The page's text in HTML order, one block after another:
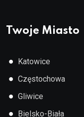
Twoje Miasto
● Katowice
● Częstochowa
● Gliwice
● Bielsko-Biała